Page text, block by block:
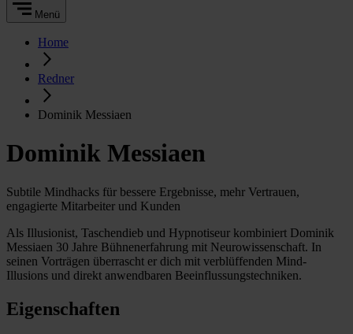
Menü
Home
Redner
Dominik Messiaen
Dominik Messiaen
Subtile Mindhacks für bessere Ergebnisse, mehr Vertrauen,
engagierte Mitarbeiter und Kunden
Als Illusionist, Taschendieb und Hypnotiseur kombiniert Dominik
Messiaen 30 Jahre Bühnenerfahrung mit Neurowissenschaft. In
seinen Vorträgen überrascht er dich mit verblüffenden Mind-
Illusions und direkt anwendbaren Beeinflussungstechniken.
Eigenschaften